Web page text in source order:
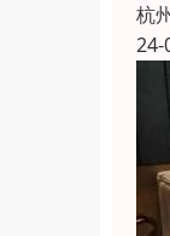
杭
24-